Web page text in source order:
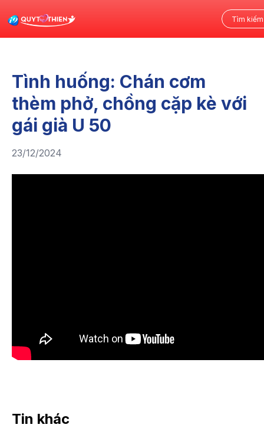
Tình huống: Chán cơm
thèm phở, chồng cặp kè với
gái già U 50
23/12/2024
Tin khác